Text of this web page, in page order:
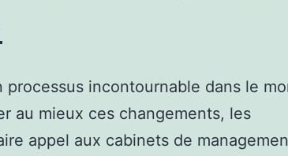
processus incontournable dans le
au mieux ces changements, les
appel aux cabinets de